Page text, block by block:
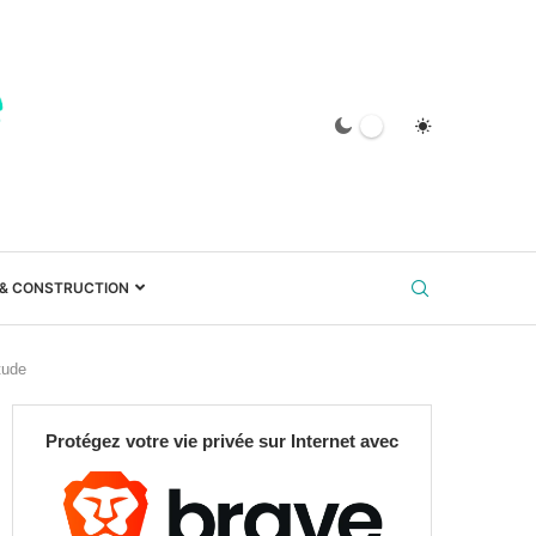
CONSTRUCTION
Protégez votre vie privée sur Internet avec